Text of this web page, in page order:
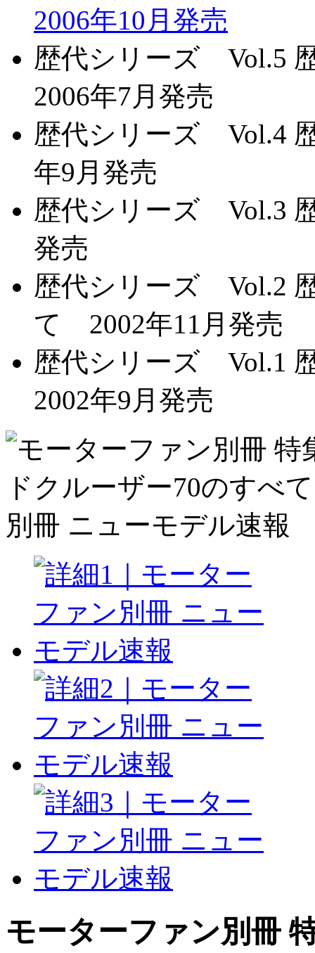
2006年10月発売
歴代シリーズ Vol.5
2006年7月発売
歴代シリーズ Vol.4
年9月発売
歴代シリーズ Vol.3
発売
歴代シリーズ Vol.2
て 2002年11月発売
歴代シリーズ Vol.1
2002年9月発売
モーターファン別冊